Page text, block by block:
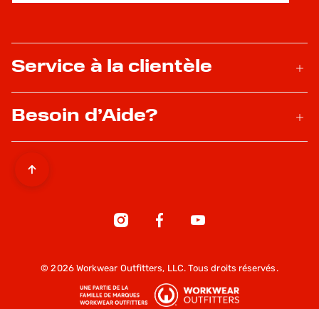
Service à la clientèle
Besoin d’Aide?
© 2026 Workwear Outfitters, LLC. Tous droits réservés.